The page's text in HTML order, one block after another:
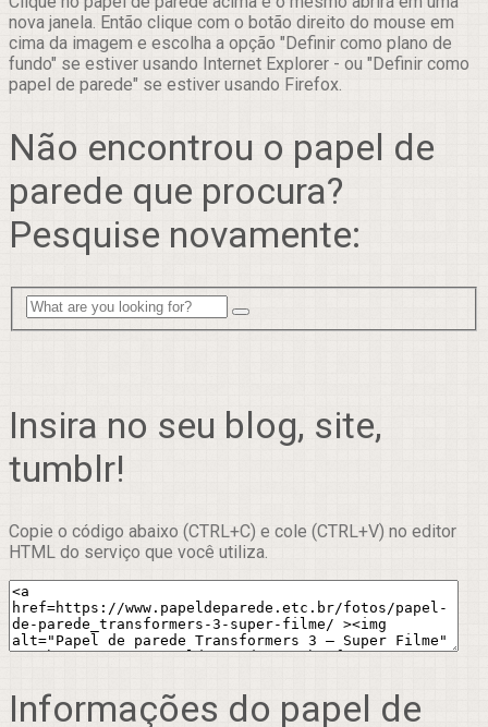
nova janela. Então clique com o botão direito do mouse em
cima da imagem e escolha a opção "Definir como plano de
fundo" se estiver usando Internet Explorer - ou "Definir como
papel de parede" se estiver usando Firefox.
Não encontrou o papel de
parede que procura?
Pesquise novamente:
Insira no seu blog, site,
tumblr!
Copie o código abaixo (CTRL+C) e cole (CTRL+V) no editor
HTML do serviço que você utiliza.
Informações do papel de